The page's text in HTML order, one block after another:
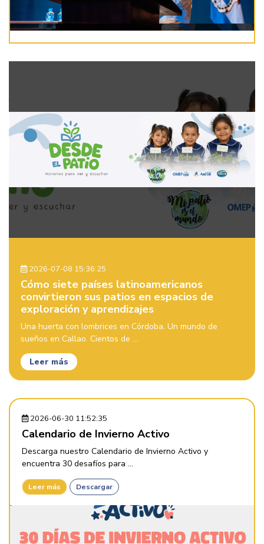
2026-07-08 15:36:25
Cómo siete países latinoamericanos
convirtieron sus patios en espacios de
exploración y aprendizajes
Una huerta con lombrices en Córdoba. Un mundo de
sueños en Callao. Cientos de ...
Leer más
2026-06-30 11:52:35
Calendario de Invierno Activo
Descarga nuestro Calendario de Invierno Activo y
encuentra 30 desafíos para ...
Leer más Descargar